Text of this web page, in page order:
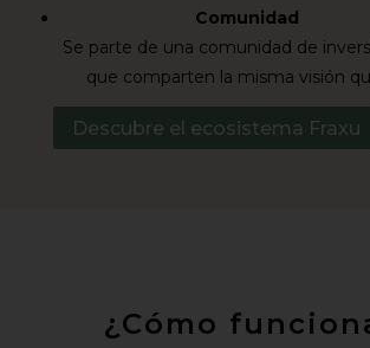
Comunidad
Se parte de una comunidad de
que comparten la misma visión
Descubre el ecosistema Fraxu
¿Cómo